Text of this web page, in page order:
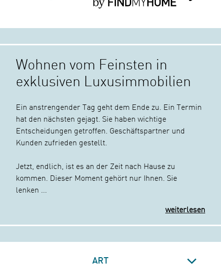
Wohnen vom Feinsten in
exklusiven Luxus­immobilien
Ein anstrengender Tag geht dem Ende zu. Ein Termin
hat den nächsten gejagt. Sie haben wichtige
Entscheidungen getroffen. Geschäftspartner und
Kunden zufrieden gestellt.
Jetzt, endlich, ist es an der Zeit nach Hause zu
kommen. Dieser Moment gehört nur Ihnen. Sie
lenken
weiterlesen
ART